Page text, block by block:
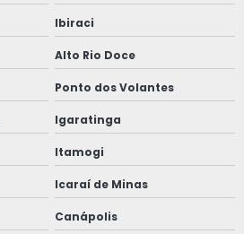
Ibiraci
Alto Rio Doce
Ponto dos Volantes
Igaratinga
Itamogi
Icaraí de Minas
Canápolis